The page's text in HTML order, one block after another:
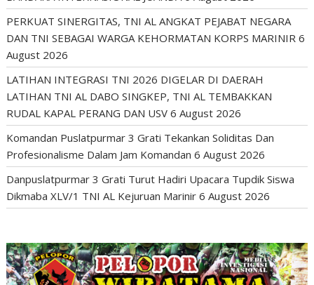
PERKUAT SINERGITAS, TNI AL ANGKAT PEJABAT NEGARA
DAN TNI SEBAGAI WARGA KEHORMATAN KORPS MARINIR 6
August 2026
LATIHAN INTEGRASI TNI 2026 DIGELAR DI DAERAH
LATIHAN TNI AL DABO SINGKEP, TNI AL TEMBAKKAN
RUDAL KAPAL PERANG DAN USV 6 August 2026
Komandan Puslatpurmar 3 Grati Tekankan Soliditas Dan
Profesionalisme Dalam Jam Komandan 6 August 2026
Danpuslatpurmar 3 Grati Turut Hadiri Upacara Tupdik Siswa
Dikmaba XLV/1 TNI AL Kejuruan Marinir 6 August 2026